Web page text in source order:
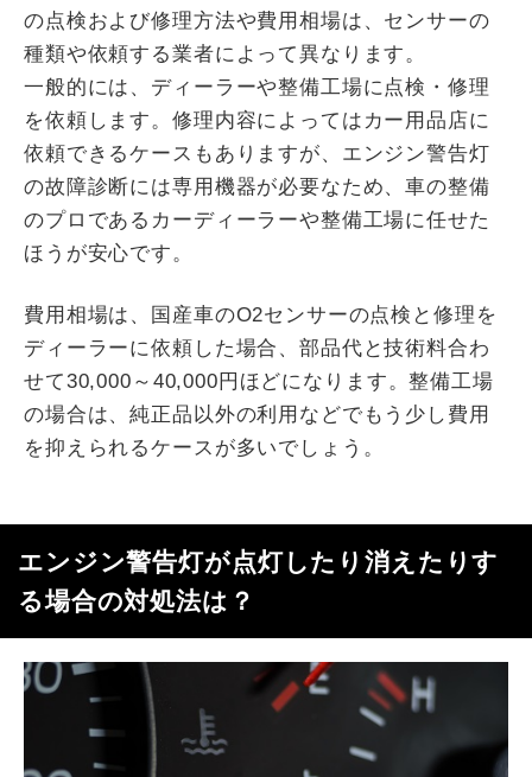
の点検および修理方法や費用相場は、センサーの
種類や依頼する業者によって異なります。
一般的には、ディーラーや整備工場に点検・修理
を依頼します。修理内容によってはカー用品店に
依頼できるケースもありますが、エンジン警告灯
の故障診断には専用機器が必要なため、車の整備
のプロであるカーディーラーや整備工場に任せた
ほうが安心です。
費用相場は、国産車のO2センサーの点検と修理を
ディーラーに依頼した場合、部品代と技術料合わ
せて30,000～40,000円ほどになります。整備工場
の場合は、純正品以外の利用などでもう少し費用
を抑えられるケースが多いでしょう。
エンジン警告灯が点灯したり消えたりす
る場合の対処法は？